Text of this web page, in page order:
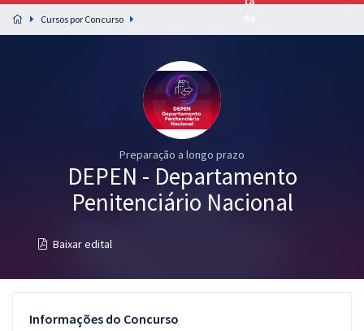
Preparação completa e intensiva para as principais
residências em saúde do Brasil
Graduação
Questões grátis
Cursos por Concurso
Preparação a longo prazo
DEPEN - Departamento
Penitenciário Nacional
Baixar edital
Informações do Concurso